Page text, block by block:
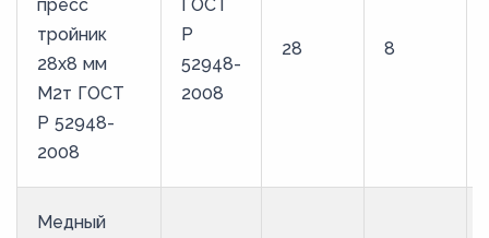
пресс
тройник
28х8 мм
М2т ГОСТ
Р 52948-
2008
ГОСТ
Р
52948-
2008
28 8
Медный